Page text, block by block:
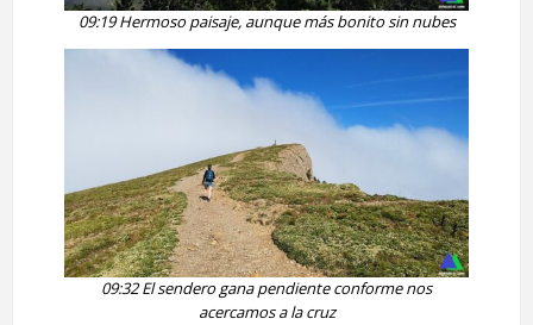
09:19 Hermoso paisaje, aunque más bonito sin nubes
09:32 El sendero gana pendiente conforme nos
acercamos a la cruz